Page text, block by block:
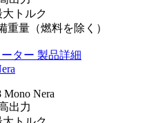
大トルク
重量（燃料を除く）
ター 製品詳細
Mono Nera
出力